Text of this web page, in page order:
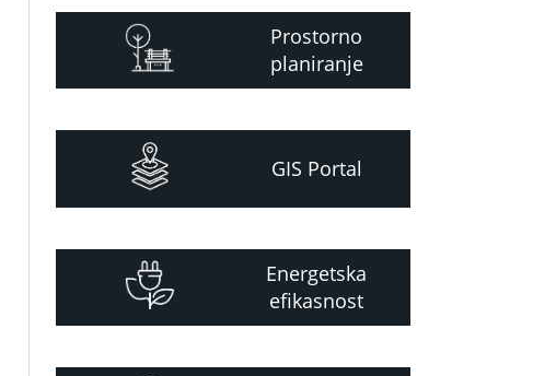
Prostorno
planiranje
GIS Portal
Energetska
efikasnost